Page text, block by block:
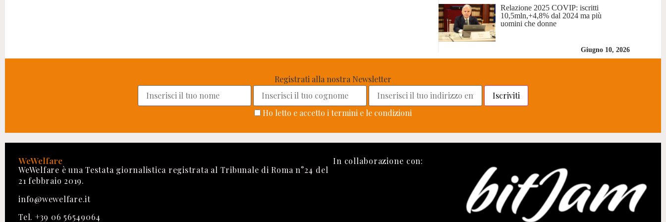
Relazione 2025 COVIP: iscritti
10,5mln,+4,8% dal 2024 ma più
uomini che donne
Giugno 10, 2026
Registrati alla nostra Newsletter
Ho letto e accetto i termini e le condizioni
WeWelfare
WeWelfare è una Testata giornalistica registrata al Tribunale di Roma n°24 del
21 febbraio 2019.
info@wewelfare.it
Tel. +39 06 56549064
In collaborazione con: